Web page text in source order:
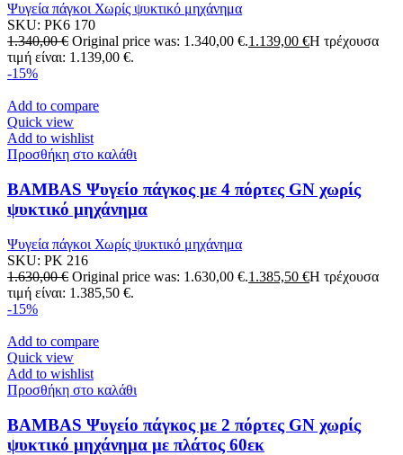
Ψυγεία πάγκοι Χωρίς ψυκτικό μηχάνημα
SKU: PK6 170
1.340,00€ Original price was: 1.340,00 €.1.139,00 €Η τρέχουσα
τιμή είναι: 1.139,00 €.
-15%
Add to compare
Quick view
Add to wishlist
Προσθήκη στο καλάθι
BAMBAS Ψυγείο πάγκος με 4 πόρτες GN χωρίς
ψυκτικό μηχάνημα
Ψυγεία πάγκοι Χωρίς ψυκτικό μηχάνημα
SKU: PK 216
1.630,00€ Original price was: 1.630,00 €.1.385,50 €Η τρέχουσα
τιμή είναι: 1.385,50 €.
-15%
Add to compare
Quick view
Add to wishlist
Προσθήκη στο καλάθι
BAMBAS Ψυγείο πάγκος με 2 πόρτες GN χωρίς
ψυκτικό μηχάνημα με πλάτος 60εκ